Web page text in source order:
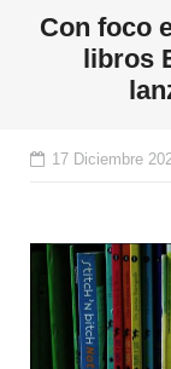
Con foco
libros
17 Diciembre